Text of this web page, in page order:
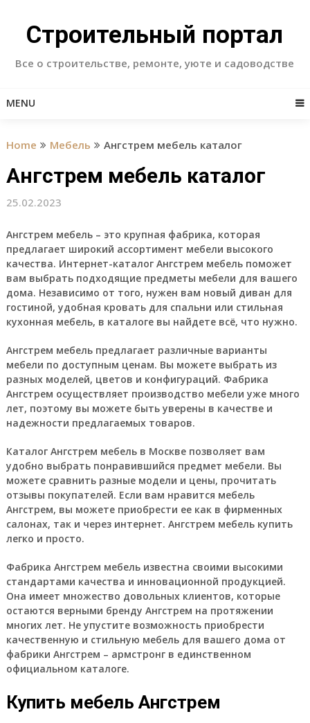
contentСтроительный портал
Все о строительстве, ремонте, уюте и садоводстве
MENU
Home Мебель Ангстрем мебель каталог
Ангстрем мебель каталог
25.02.2023
Ангстрем мебель – это крупная фабрика, которая
предлагает широкий ассортимент мебели высокого
качества. Интернет-каталог Ангстрем мебель поможет
вам выбрать подходящие предметы мебели для вашего
дома. Независимо от того, нужен вам новый диван для
гостиной, удобная кровать для спальни или стильная
кухонная мебель, в каталоге вы найдете всё, что нужно.
Ангстрем мебель предлагает различные варианты
мебели по доступным ценам. Вы можете выбрать из
разных моделей, цветов и конфигураций. Фабрика
Ангстрем осуществляет производство мебели уже много
лет, поэтому вы можете быть уверены в качестве и
надежности предлагаемых товаров.
Каталог Ангстрем мебель в Москве позволяет вам
удобно выбрать понравившийся предмет мебели. Вы
можете сравнить разные модели и цены, прочитать
отзывы покупателей. Если вам нравится мебель
Ангстрем, вы можете приобрести ее как в фирменных
салонах, так и через интернет. Ангстрем мебель купить
легко и просто.
Фабрика Ангстрем мебель известна своими высокими
стандартами качества и инновационной продукцией.
Она имеет множество довольных клиентов, которые
остаются верными бренду Ангстрем на протяжении
многих лет. Не упустите возможность приобрести
качественную и стильную мебель для вашего дома от
фабрики Ангстрем – армстронг в единственном
официальном каталоге.
Купить мебель Ангстрем